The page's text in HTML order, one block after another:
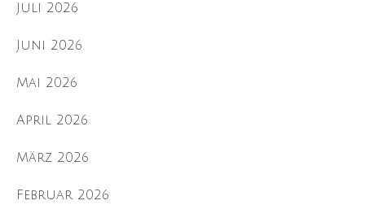
Juli 2026
Juni 2026
Mai 2026
April 2026
März 2026
Februar 2026